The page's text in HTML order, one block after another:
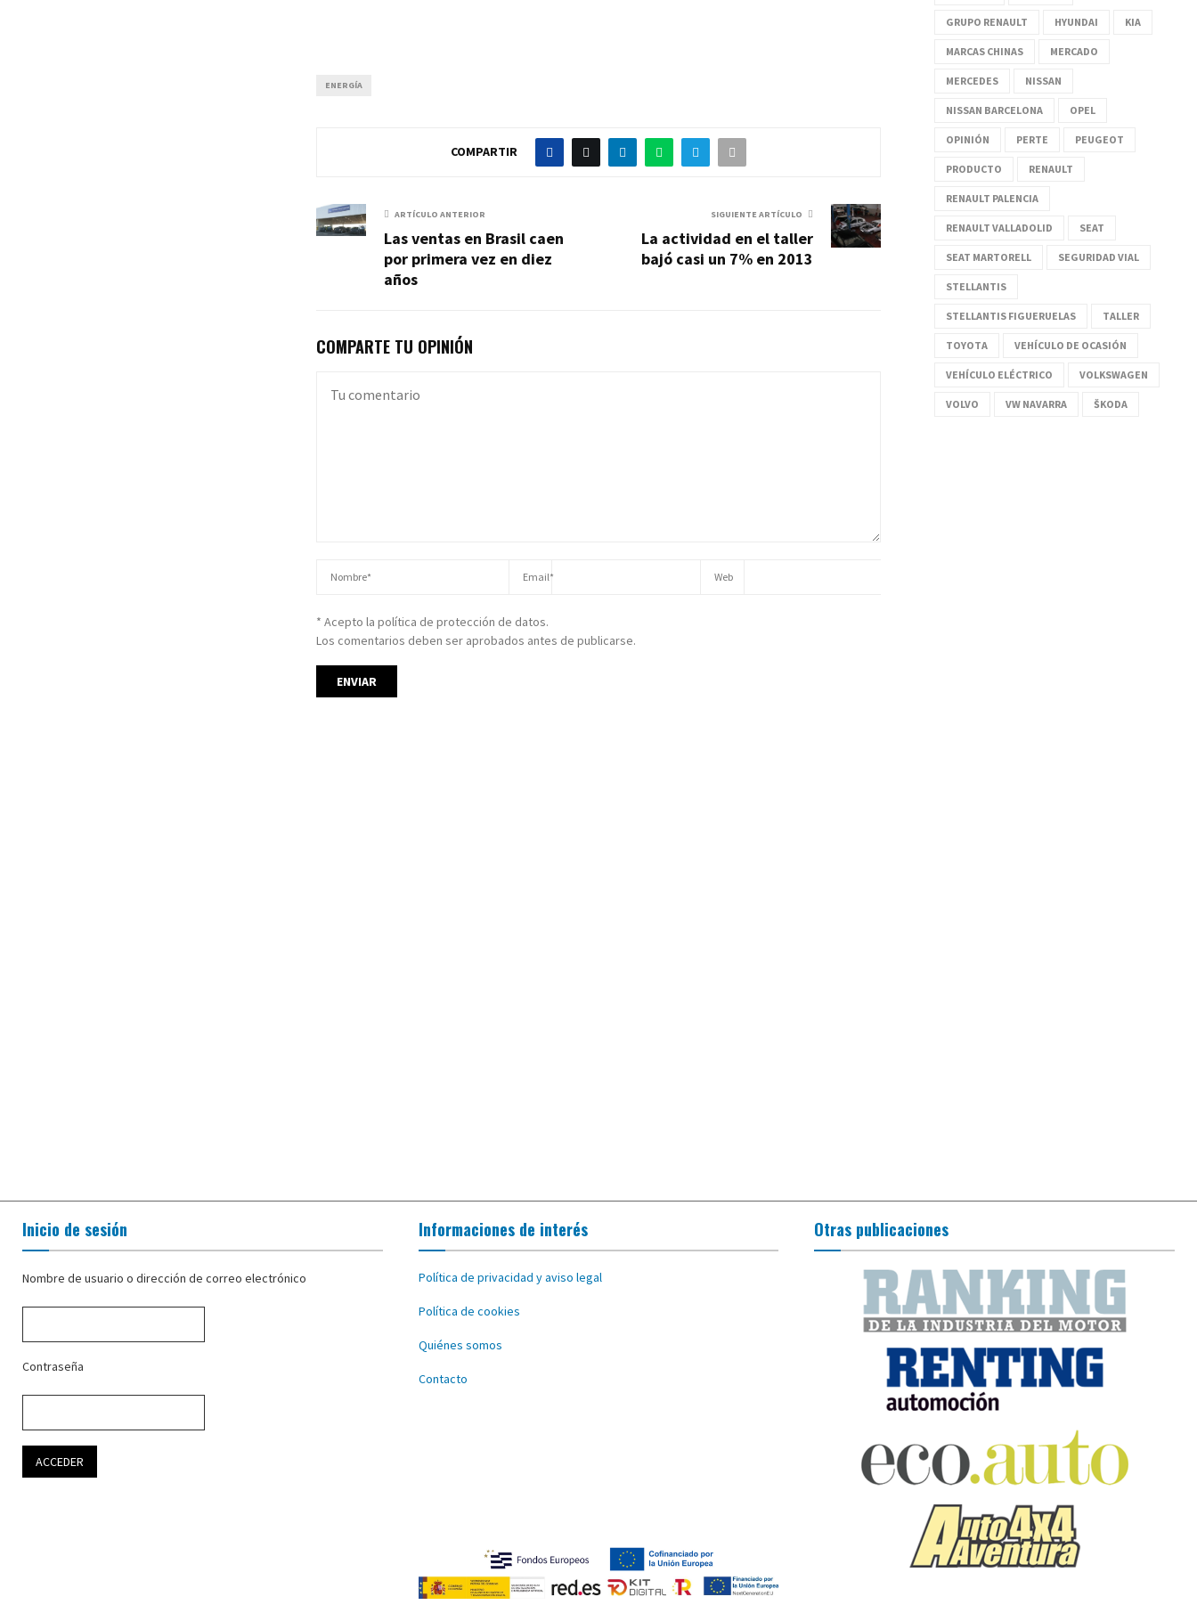
ENERGÍA
COMPARTIR
ARTÍCULO ANTERIOR
Las ventas en Brasil caen
por primera vez en diez
años
SIGUIENTE ARTÍCULO
La actividad en el taller
bajó casi un 7% en 2013
COMPARTE TU OPINIÓN
* Acepto la política de protección de datos.
Los comentarios deben ser aprobados antes de publicarse.
GRUPO RENAULT HYUNDAI KIA
MARCAS CHINAS MERCADO
MERCEDES NISSAN
NISSAN BARCELONA OPEL
OPINIÓN PERTE PEUGEOT
PRODUCTO RENAULT
RENAULT PALENCIA
RENAULT VALLADOLID SEAT
SEAT MARTORELL SEGURIDAD VIAL
STELLANTIS
STELLANTIS FIGUERUELAS TALLER
TOYOTA VEHÍCULO DE OCASIÓN
VEHÍCULO ELÉCTRICO VOLKSWAGEN
VOLVO VW NAVARRA ŠKODA
Inicio de sesión
Nombre de usuario o dirección de correo electrónico
Contraseña
Informaciones de interés
Política de privacidad y aviso legal
Política de cookies
Quiénes somos
Contacto
Otras publicaciones